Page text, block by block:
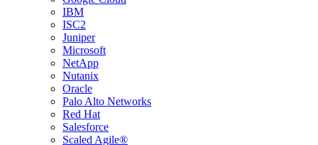
IBM
ISC2
Juniper
Microsoft
NetApp
Nutanix
Oracle
Palo Alto Networks
Red Hat
Salesforce
Scaled Agile®